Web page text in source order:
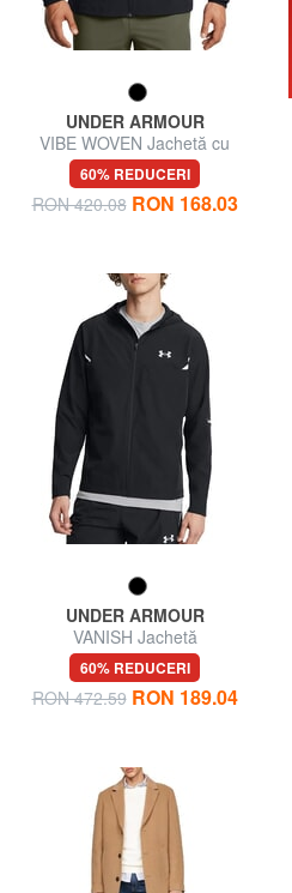
UNDER ARMOUR
VIBE WOVEN Jachetă cu
glugă
60% REDUCERI
RON 420.08 RON 168.03
UNDER ARMOUR
VANISH Jachetă
60% REDUCERI
RON 472.59 RON 189.04